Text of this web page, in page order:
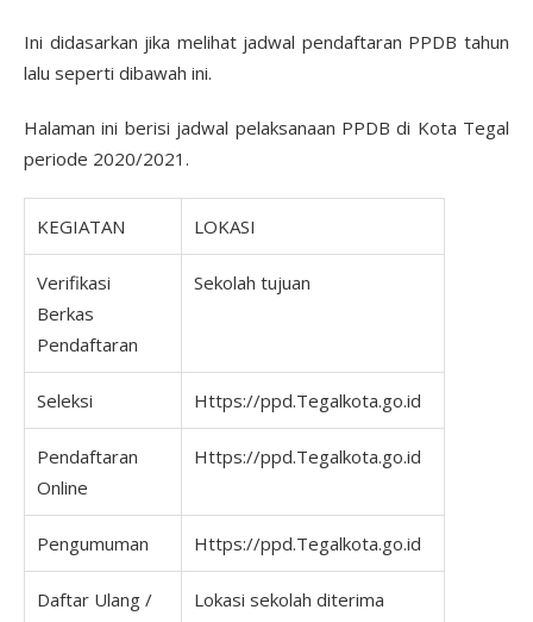
Ini didasarkan jika melihat jadwal pendaftaran PPDB tahun
lalu seperti dibawah ini.
Halaman ini berisi jadwal pelaksanaan PPDB di Kota Tegal
periode 2020/2021.
KEGIATAN LOKASI
Verifikasi
Berkas
Pendaftaran
Sekolah tujuan
Seleksi Https://ppd.Tegalkota.go.id
Pendaftaran
Online
Https://ppd.Tegalkota.go.id
Pengumuman Https://ppd.Tegalkota.go.id
Daftar Ulang /
Lokasi sekolah diterima